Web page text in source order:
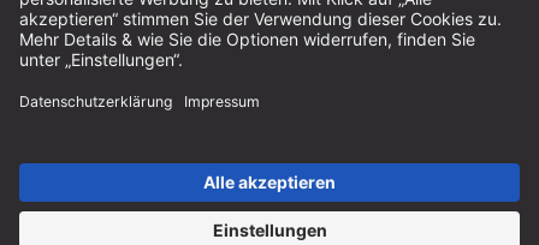
Datenschutz
Cookie-Einstellungen
© 2026 sauter GmbH
* kostenloser Versand ab 150 Euro Bestellwert innerhalb
Deutschlands für die Standard-Paketgrößen - ausgenommen
Sperrgut und Fracht
In Abh. des Lieferlandes kann die MwSt. an der Kasse variieren.